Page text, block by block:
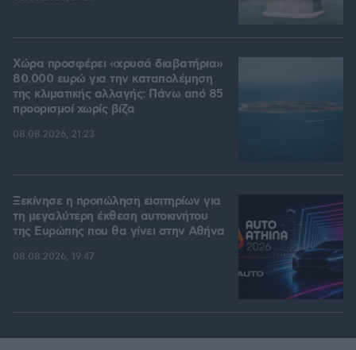
Χώρα προσφέρει «χρυσά διαβατήρια»
80.000 ευρώ για την καταπολέμηση
της κλιματικής αλλαγής: Πάνω από 85
προορισμοί χωρίς βίζα
08.08.2026, 21:23
Ξεκίνησε η προπώληση εισιτηρίων για
τη μεγαλύτερη έκθεση αυτοκινήτου
της Ευρώπης που θα γίνει στην Αθήνα
08.08.2026, 19:47